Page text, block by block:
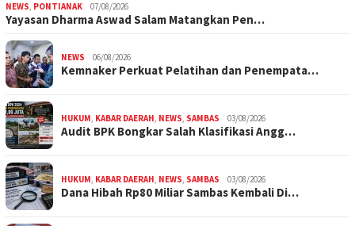
NEWS, PONTIANAK 07/08/2026
Yayasan Dharma Aswad Salam Matangkan Pen…
NEWS 06/08/2026
Kemnaker Perkuat Pelatihan dan Penempata…
HUKUM, KABAR DAERAH, NEWS, SAMBAS 03/08/2026
Audit BPK Bongkar Salah Klasifikasi Angg…
HUKUM, KABAR DAERAH, NEWS, SAMBAS 03/08/2026
Dana Hibah Rp80 Miliar Sambas Kembali Di…